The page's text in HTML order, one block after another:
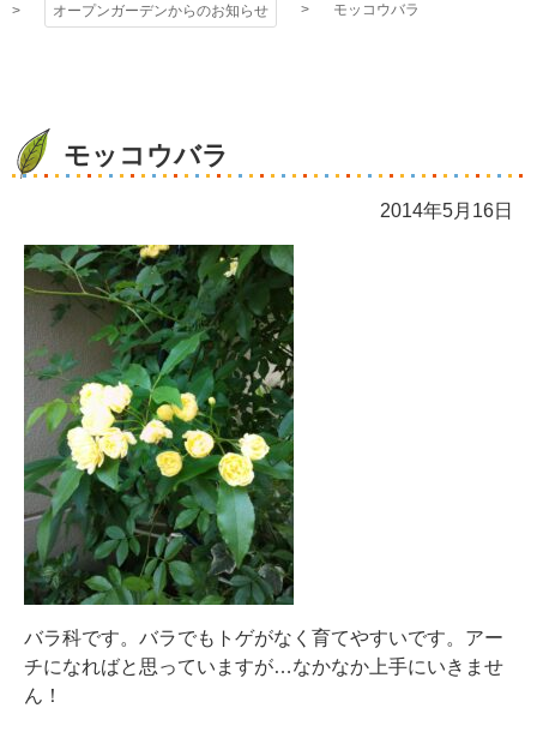
オープンガーデンからのお知らせ
モッコウバラ
モッコウバラ
2014年5月16日
バラ科です。バラでもトゲがなく育てやすいです。アー
チになればと思っていますが…なかなか上手にいきませ
ん！